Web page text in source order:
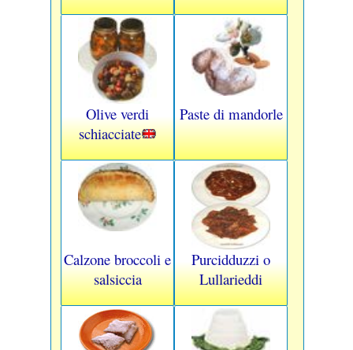
Olive verdi
schiacciate
Paste di mandorle
Calzone broccoli e
salsiccia
Purcidduzzi o
Lullarieddi